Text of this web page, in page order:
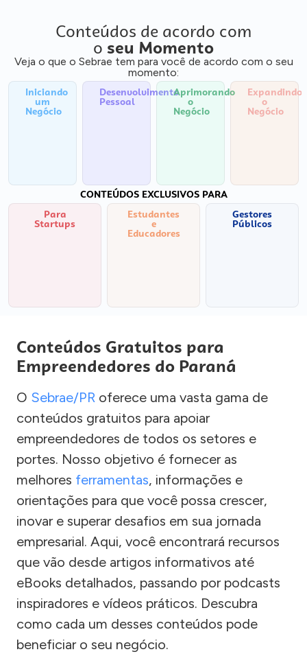
Conteúdos de acordo com
o seu Momento
Veja o que o Sebrae tem para você de acordo com o seu
momento:
Iniciando
um
Negócio
Desenvolvimento
Pessoal
Aprimorando
o
Negócio
Expandindo
o
Negócio
CONTEÚDOS EXCLUSIVOS PARA
Para
Startups
Estudantes
e
Educadores
Gestores
Públicos
Conteúdos Gratuitos para
Empreendedores do Paraná
O Sebrae/PR oferece uma vasta gama de
conteúdos gratuitos para apoiar
empreendedores de todos os setores e
portes. Nosso objetivo é fornecer as
melhores ferramentas, informações e
orientações para que você possa crescer,
inovar e superar desafios em sua jornada
empresarial. Aqui, você encontrará recursos
que vão desde artigos informativos até
eBooks detalhados, passando por podcasts
inspiradores e vídeos práticos. Descubra
como cada um desses conteúdos pode
beneficiar o seu negócio.